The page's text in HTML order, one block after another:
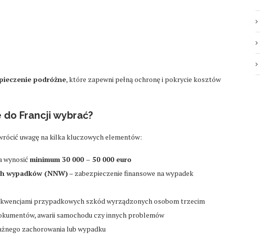
podróżne, które zapewni pełną ochronę i pokrycie kosztów
Francji wybrać?
uwagę na kilka kluczowych elementów:
wynosić minimum 30 000 – 50 000 euro
wypadków (NNW)– zabezpieczenie finansowe na wypadek
przypadkowych szkód wyrządzonych osobom trzecim
awarii samochodu czy innych problemów
zachorowania lub wypadku